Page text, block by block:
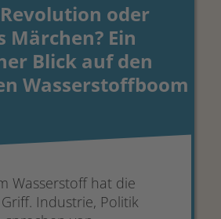
oder
Märchen? Ein
Blick auf den
Wasserstoffboom
Wasserstoff hat die
Industrie, Politik